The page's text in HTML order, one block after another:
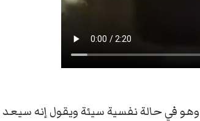
في حالة نفسية سيئة ويقول إنه سيعد